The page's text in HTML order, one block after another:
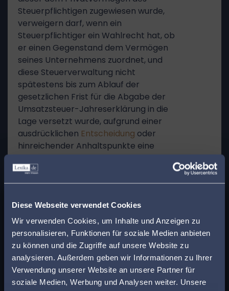
Diese Webseite verwendet Cookies
Wir verwenden Cookies, um Inhalte und Anzeigen zu
personalisieren, Funktionen für soziale Medien anbieten
zu können und die Zugriffe auf unsere Website zu
analysieren. Außerdem geben wir Informationen zu Ihrer
Verwendung unserer Website an unsere Partner für
soziale Medien, Werbung und Analysen weiter. Unsere
Steuerpflichtigen zugewiesen wurde,
verweigern darf, wenn ein
Steuerpflichtiger ein Wahlrecht hat, ob
er einen Gegenstand dem Vermögen
seines Unternehmens zuordnet, und
diese Steuerverwaltung nicht
spätestens bis zum Ablauf der
gesetzlichen Frist für die Abgabe der
Umsatzsteuer-Jahreserklärung in die
Lage versetzt wurde, aufgrund einer
ausdrücklichen Entscheidung oder
hinreichender Anhaltspunkte eine
festzustellen, es sei denn, die
besonderen rechtlichen Modalitäten für
erkennen, dass sie nicht mit dem
Grundsatz der Verhältnismäßigkeit
vereinbar ist.“
16
Der Senat hat anschließend das
Revisionsverfahren unter dem
Aktenzeichen XI R 28/21 (XI R 3/19)
Finden Sie den
passenden Anwalt in
Ihrer Nähe!
Geben Sie Ihre Postleitzahl ein, um beim Lesen
eines Beitrags sofort einen kompetenten